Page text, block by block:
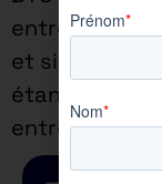
entreprise) /
et si vous
étant de
entreprise) /